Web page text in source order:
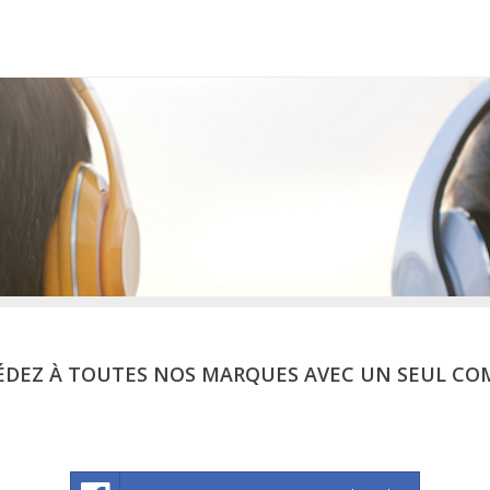
À TOUTES NOS MARQUES AVEC UN SEUL